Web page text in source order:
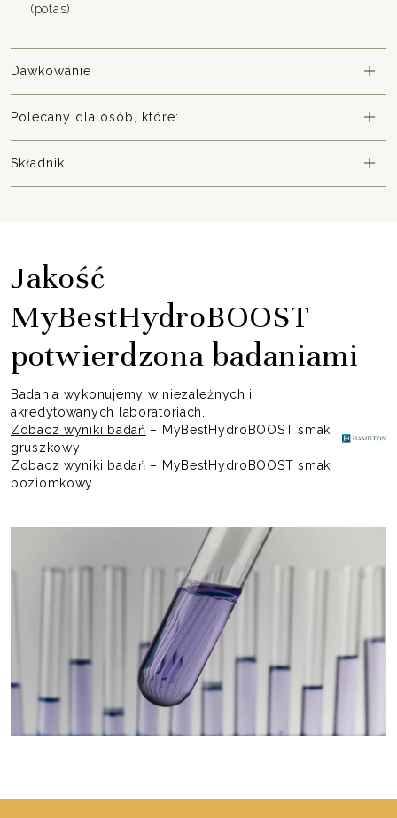
(potas)
Dawkowanie
Polecany dla osób, które:
Składniki
Jakość
MyBestHydroBOOST
potwierdzona badaniami
Badania wykonujemy w niezależnych i
akredytowanych laboratoriach.
Zobacz wyniki badań – MyBestHydroBOOST smak
gruszkowy
Zobacz wyniki badań – MyBestHydroBOOST smak
poziomkowy